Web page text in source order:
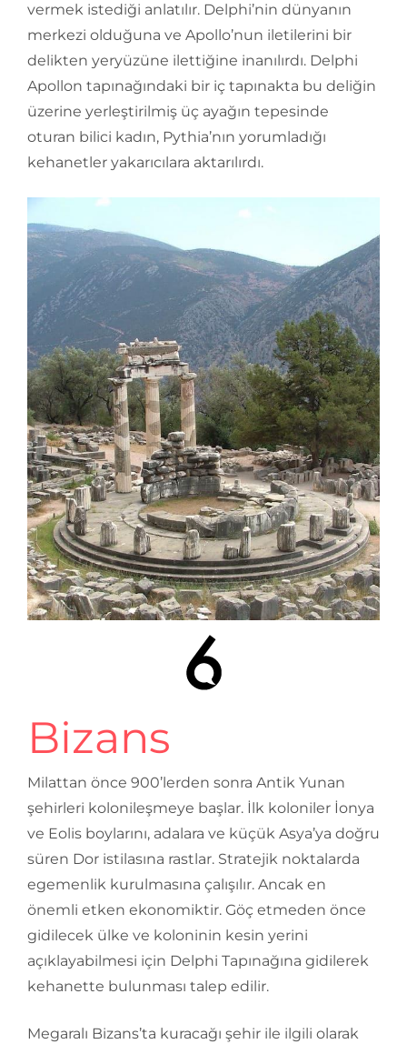
vermek istediği anlatılır. Delphi’nin dünyanın
merkezi olduğuna ve Apollo’nun iletilerini bir
delikten yeryüzüne ilettiğine inanılırdı. Delphi
Apollon tapınağındaki bir iç tapınakta bu deliğin
üzerine yerleştirilmiş üç ayağın tepesinde
oturan bilici kadın, Pythia’nın yorumladığı
kehanetler yakarıcılara aktarılırdı.
Bizans
Milattan önce 900’lerden sonra Antik Yunan
şehirleri kolonileşmeye başlar. İlk koloniler İonya
ve Eolis boylarını, adalara ve küçük Asya’ya doğru
süren Dor istilasına rastlar. Stratejik noktalarda
egemenlik kurulmasına çalışılır. Ancak en
önemli etken ekonomiktir. Göç etmeden önce
gidilecek ülke ve koloninin kesin yerini
açıklayabilmesi için Delphi Tapınağına gidilerek
kehanette bulunması talep edilir.
Megaralı Bizans’ta kuracağı şehir ile ilgili olarak